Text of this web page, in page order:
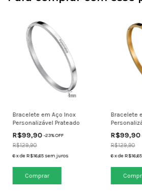
Bracelete em Aço Inox
Personalizável Prateado
R$99,90-23% OFF
R$129,90
6xdeR$16,65sem juros
Bracelete
R$99,90
R$129,90
6xdeR$16,65